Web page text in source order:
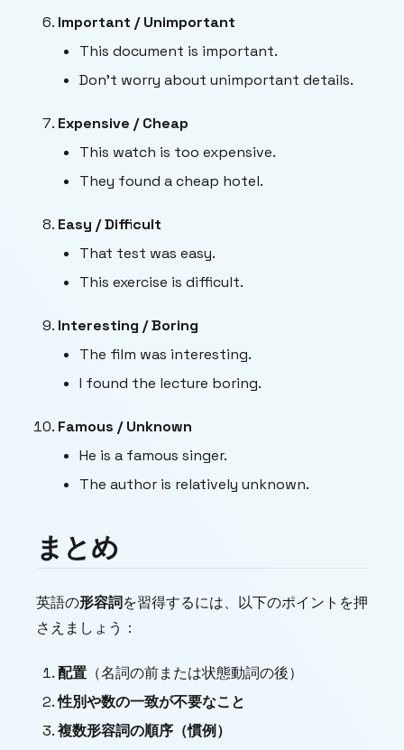
Important / Unimportant
This document is important.
Don’t worry about unimportant details.
Expensive / Cheap
This watch is too expensive.
They found a cheap hotel.
Easy / Difficult
That test was easy.
This exercise is difficult.
Interesting / Boring
The film was interesting.
I found the lecture boring.
Famous / Unknown
He is a famous singer.
The author is relatively unknown.
まとめ
英語の形容詞を習得するには、以下のポイントを押
さえましょう：
配置 （名詞の前または状態動詞の後）
性別や数の一致が不要なこと
複数形容詞の順序（慣例）